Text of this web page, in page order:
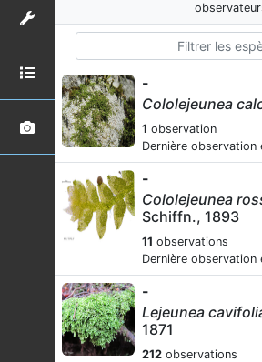
-
Cololejeunea
1 observation
Dernière observation
-
Cololejeunea
Schiffn., 1893
11 observations
Dernière observation
-
Lejeunea
1871
212 observations